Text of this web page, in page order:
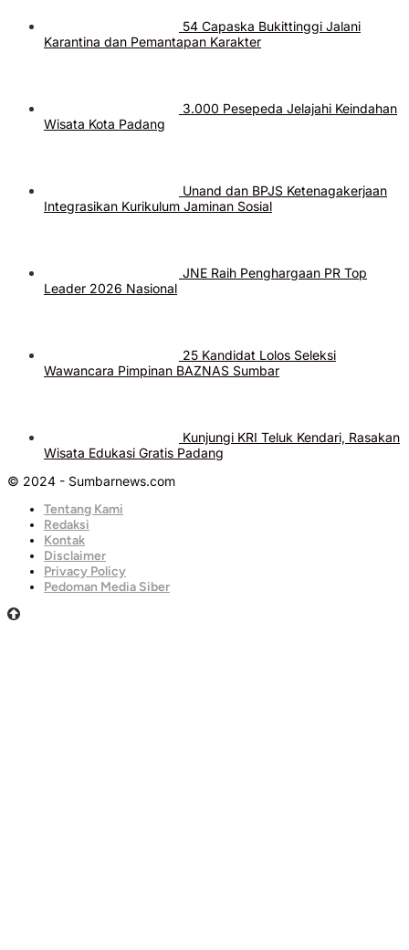
54 Capaska Bukittinggi Jalani
Karantina dan Pemantapan Karakter
3.000 Pesepeda Jelajahi Keindahan
Wisata Kota Padang
Unand dan BPJS Ketenagakerjaan
Integrasikan Kurikulum Jaminan Sosial
JNE Raih Penghargaan PR Top
Leader 2026 Nasional
25 Kandidat Lolos Seleksi
Wawancara Pimpinan BAZNAS Sumbar
Kunjungi KRI Teluk Kendari, Rasakan
Wisata Edukasi Gratis Padang
© 2024 - Sumbarnews.com
Tentang Kami
Redaksi
Kontak
Disclaimer
Privacy Policy
Pedoman Media Siber